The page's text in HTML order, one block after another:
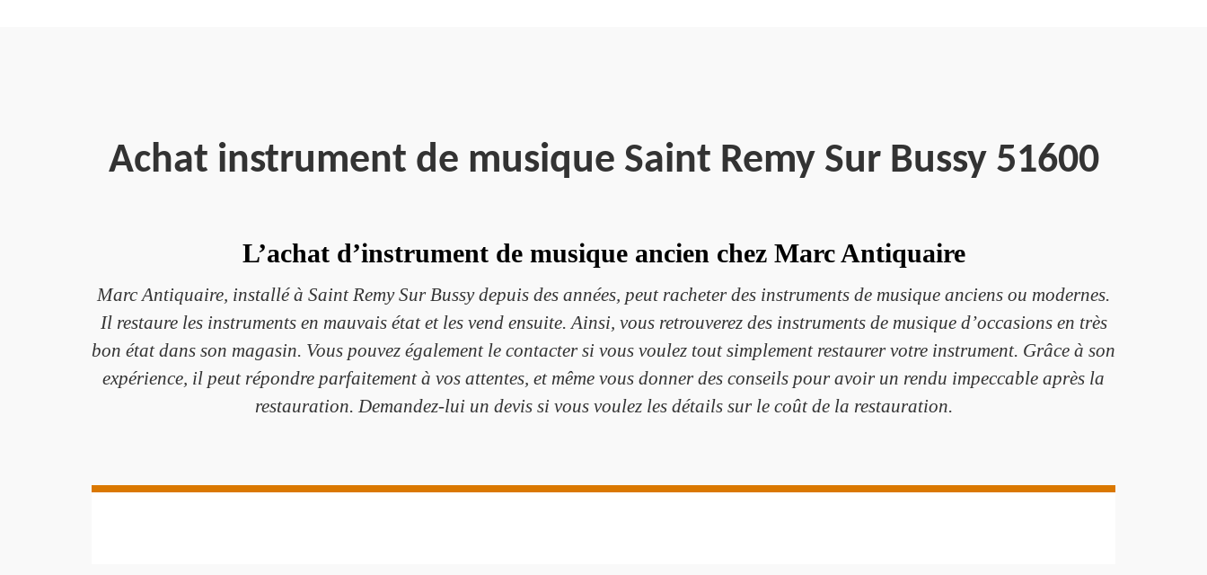
Achat instrument de musique Saint Remy Sur Bussy 51600
L’achat d’instrument de musique ancien chez Marc Antiquaire
Marc Antiquaire, installé à Saint Remy Sur Bussy depuis des années, peut racheter des instruments de musique anciens ou modernes.
Il restaure les instruments en mauvais état et les vend ensuite. Ainsi, vous retrouverez des instruments de musique d’occasions en très
bon état dans son magasin. Vous pouvez également le contacter si vous voulez tout simplement restaurer votre instrument. Grâce à son
expérience, il peut répondre parfaitement à vos attentes, et même vous donner des conseils pour avoir un rendu impeccable après la
restauration. Demandez-lui un devis si vous voulez les détails sur le coût de la restauration.